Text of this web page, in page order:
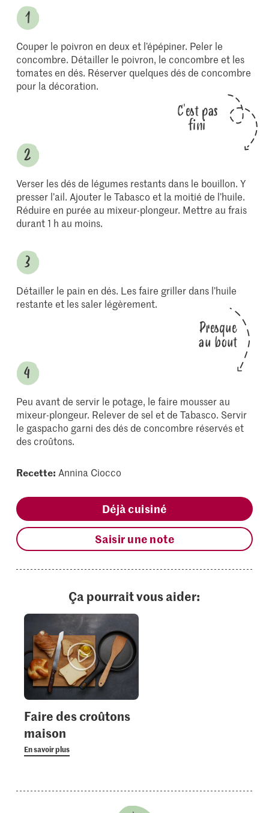
Couper le poivron en deux et l’épépiner. Peler le
concombre. Détailler le poivron, le concombre et les
tomates en dés. Réserver quelques dés de concombre
pour la décoration.
C'est pas
fini
Verser les dés de légumes restants dans le bouillon. Y
presser l’ail. Ajouter le Tabasco et la moitié de l’huile.
Réduire en purée au mixeur-plongeur. Mettre au frais
durant 1 h au moins.
Détailler le pain en dés. Les faire griller dans l’huile
restante et les saler légèrement.
Presque
au bout
Peu avant de servir le potage, le faire mousser au
mixeur-plongeur. Relever de sel et de Tabasco. Servir
le gaspacho garni des dés de concombre réservés et
des croûtons.
Recette: Annina Ciocco
Déjà cuisiné
Saisir une note
Ça pourrait vous aider:
Faire des croûtons
maison
En savoir plus